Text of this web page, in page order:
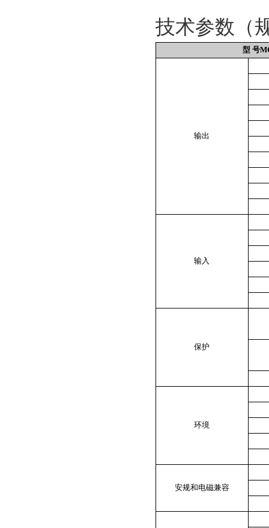
技术参数（
型 号
输出
输入
保护
环境
安规和电磁兼容